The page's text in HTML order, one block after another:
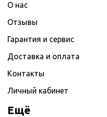
О нас
Отзывы
Гарантия и сервис
Доставка и оплата
Контакты
Личный кабинет
Ещё